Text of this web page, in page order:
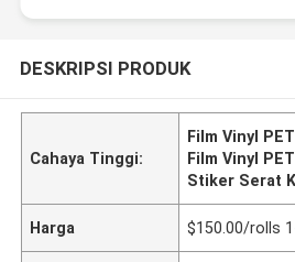
DESKRIPSI PRODUK
Cahaya Tinggi:
Film Vinyl
Film Vinyl
Stiker Serat
Harga $150.00/rolls